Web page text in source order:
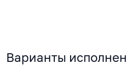
Варианты